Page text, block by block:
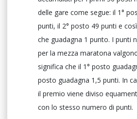
delle gare come segue: il 1°
punti, il 2° posto 49 punti e
che guadagna 1 punto. I punti
per la mezza maratona
significa che il 1° posto
posto guadagna 1,5 punti. In
il premio viene diviso
con lo stesso numero di punti.